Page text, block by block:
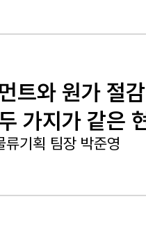
트와 원가 절
가지가 같은
류기획 팀장 박준영